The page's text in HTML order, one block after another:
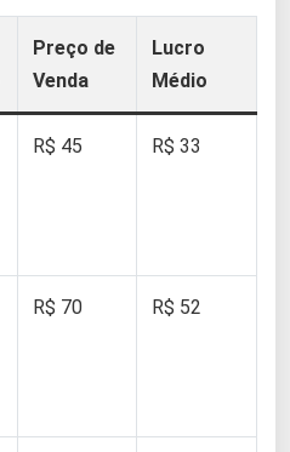
Preço de
Venda
Lucro
Médio
R$ 45 R$ 33
R$ 70 R$ 52